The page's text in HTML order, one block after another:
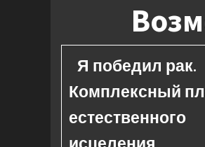
Я победил рак.
Комплексный
естественного
исцеления